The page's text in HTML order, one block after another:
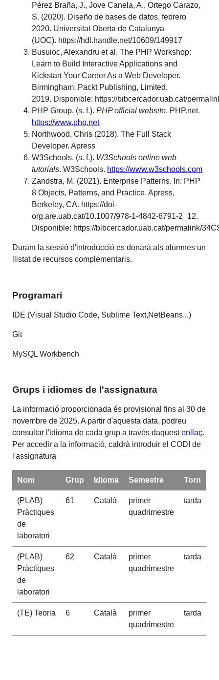
Pérez Braña, J., Jove Canela, A., Ortego Carazo,
S. (2020). Diseño de bases de datos, febrero
2020. Universitat Oberta de Catalunya
(UOC). https://hdl.handle.net/10609/149917
Busuioc, Alexandru et al. The PHP Workshop:
Learn to Build Interactive Applications and
Kickstart Your Career As a Web Developer.
Birmingham: Packt Publishing, Limited,
2019. Disponible: https://bibcercador.uab.cat/
PHP Group. (s. f.).PHP official website. PHP.net.
https://www.php.net
Northwood, Chris (2018). The Full Stack
Developer. Apress
W3Schools. (s. f.). W3Schools online web
tutorials. W3Schools. https://www.w3schools.com
Zandstra, M. (2021). Enterprise Patterns. In: PHP
8 Objects, Patterns, and Practice. Apress,
Berkeley, CA. https://doi-
org.are.uab.cat/10.1007/978-1-4842-6791-2_12.
Disponible: https://bibcercador.uab.cat/permalink/
Durant la sessió d'introducció es donarà als alumnes un
llistat de recursos complementaris.
Programari
IDE (Visual Studio Code, Sublime Text,NetBeans...)
Git
MySQL Workbench
Grups i idiomes de l'assignatura
La informació proporcionada és provisional fins al 30 de
novembre de 2025. A partir d'aquesta data, podreu
consultar l'idioma de cada grup a través daquestenllaç.
Per accedir a la informació, caldrà introduir el CODI de
l'assignatura
Nom Grup Idioma Semestre Torn
(PLAB)
Pràctiques
de
laboratori
61 Català
primer
quadrimestre
tarda
(PLAB)
Pràctiques
de
laboratori
62 Català
primer
quadrimestre
tarda
(TE) Teoria 6 Català
primer
quadrimestre
tarda